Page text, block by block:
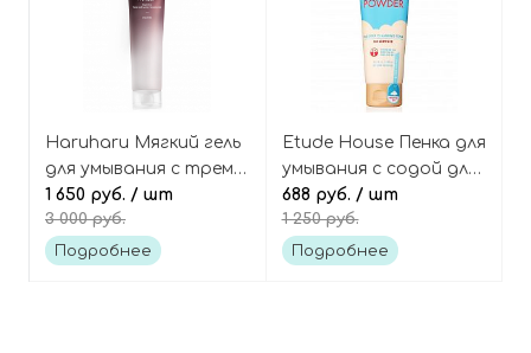
Haruharu Мягкий гель
для умывания с тремя
AHA-кислотами,
Wonder Black Rice Triple
AHA Gentle Cleansing
1 650 руб. / шт
3 000 руб.
Подробнее
Etude House Пенка для
умывания с содой для
глубокого очищения
Baking powder B.B.
deep cleansing foam
688 руб. / шт
1 250 руб.
Подробнее